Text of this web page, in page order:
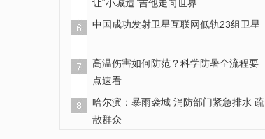
让“小城造”吉他走向世界
中国成功发射卫星互联网低轨23组卫星
高温伤害如何防范？科学防暑全流程要
点速看
哈尔滨：暴雨袭城 消防部门紧急排水 疏
散群众